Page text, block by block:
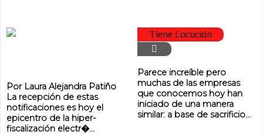
Por Laura Alejandra Patiño
La recepción de estas
notificaciones es hoy el
epicentro de la hiper-
fiscalización electr�...
Tiene Locución
Parece increíble pero
muchas de las empresas
que conocemos hoy han
iniciado de una manera
similar: a base de sacrificio...